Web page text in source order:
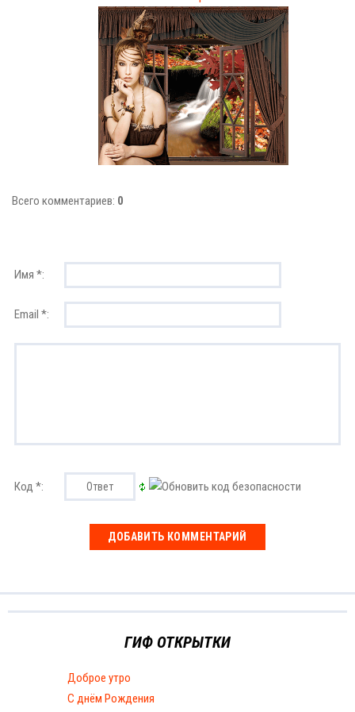
Всего комментариев: 0
Имя *:
Email *:
Код *:
ГИФ ОТКРЫТКИ
Доброе утро
С днём Рождения